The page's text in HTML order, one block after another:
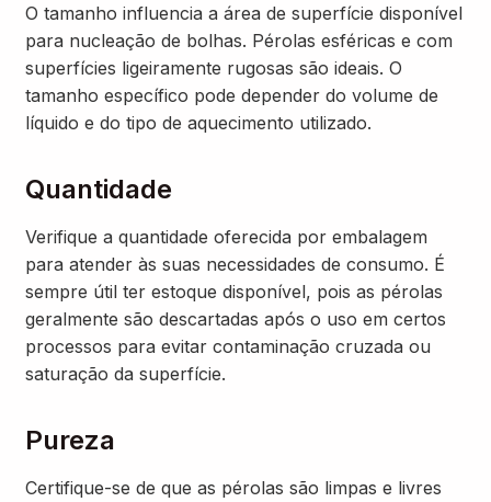
O tamanho influencia a área de superfície disponível
para nucleação de bolhas. Pérolas esféricas e com
superfícies ligeiramente rugosas são ideais. O
tamanho específico pode depender do volume de
líquido e do tipo de aquecimento utilizado.
Quantidade
Verifique a quantidade oferecida por embalagem
para atender às suas necessidades de consumo. É
sempre útil ter estoque disponível, pois as pérolas
geralmente são descartadas após o uso em certos
processos para evitar contaminação cruzada ou
saturação da superfície.
Pureza
Certifique-se de que as pérolas são limpas e livres